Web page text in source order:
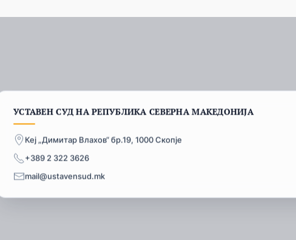
УСТАВЕН СУД НА РЕПУБЛИКА СЕВЕРНА МАКЕДОНИЈА
Кеј „Димитар Влахов“ бр.19, 1000 Скопје
+389 2 322 3626
mail@ustavensud.mk